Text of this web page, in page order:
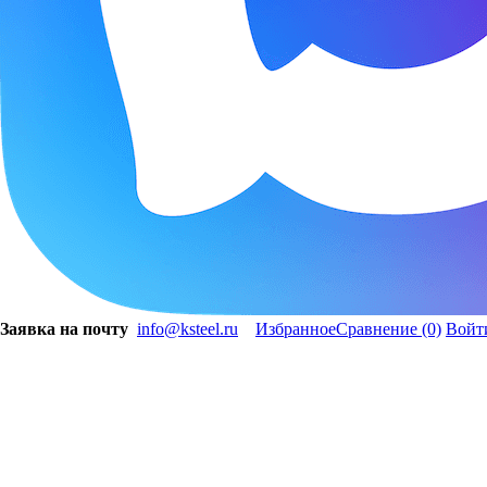
Заявка на почту info@ksteel.ru ИзбранноеСравнение (0)